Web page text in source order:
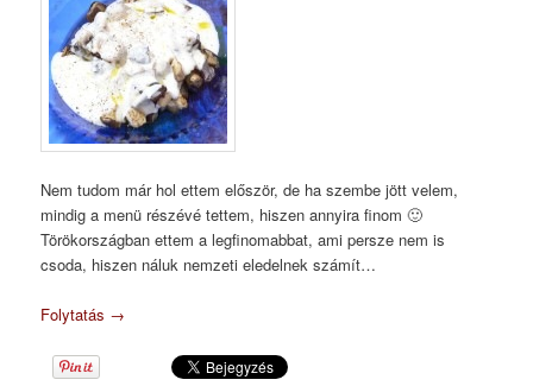
Nem tudom már hol ettem először, de ha szembe jött velem,
mindig a menü részévé tettem, hiszen annyira finom 🙂
Törökországban ettem a legfinomabbat, ami persze nem is
csoda, hiszen náluk nemzeti eledelnek számít…
Folytatás →